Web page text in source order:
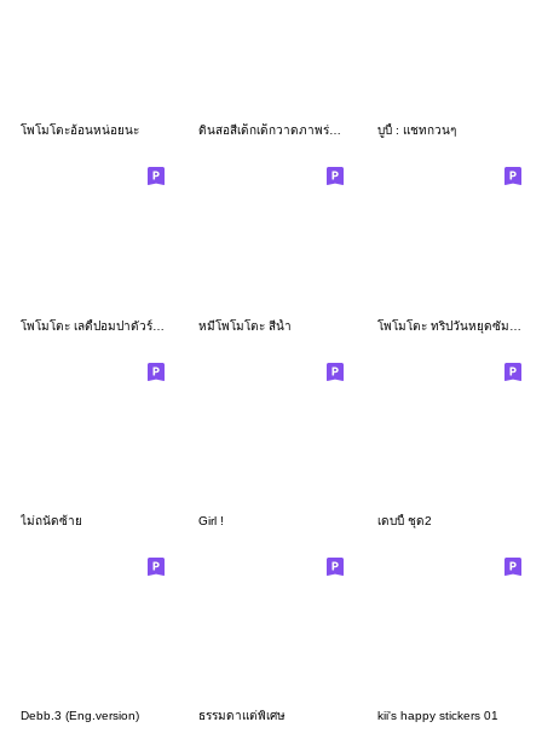
โพโมโตะอ้อนหน่อยนะ ดินสอสีเด็กเด็กวาดภาพร่างหนังสือ บูบี้ : แชทกวนๆ
หมีโพโมโตะ สีน้ำ
ไม่ถนัดซ้าย Girl ! เดบบี้ ชุด2
Debb.3 (Eng.version) ธรรมดาแต่พิเศษ kii's happy stickers 01